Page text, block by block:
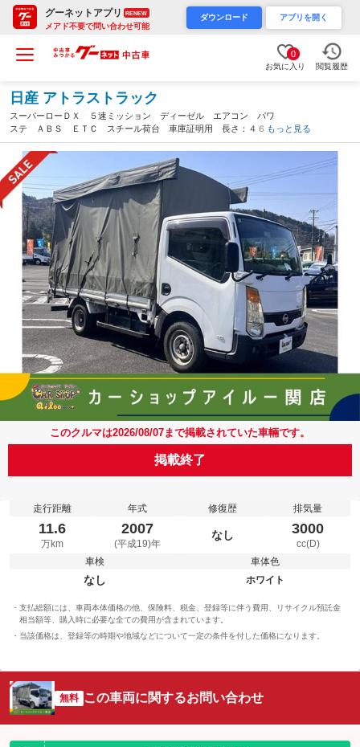
グーネットアプリ RENEW
メアド不要で問い合わせ可能
ダウンロード アプリを開く
0
お気に入り 閲覧履歴
日産 アトラストラック
スーパーローＤＸ ５速ミッション ディーゼル エアコン パワ
ステ ＡＢＳ ＥＴＣ スチール荷台 車庫証明用 長さ：４６
９ 幅：１６９ 高さ：２９３ 積載量：１．５ｔ 荷台寸法 長
さ：３１５ 幅：１６８ 高さ：１９８（岐阜県）
もっと見る
このクルマは2026/08/07まで掲載されていた車輛です。
掲載終了
走行距離
11.6
万km
年式
2007
(平成19)年
修復歴
なし
排気量
3000
cc(D)
車検
なし
車体色
ホワイト
支払総額には、車両本体価格の他、保険料、税金、登録等に伴う費用、リサイクル預託金
相当額等、購入時に必要な全ての費用が含まれています。
当該価格は、登録等の時期や地域などについて一定の条件を付した価格になります。
無料 この車両に関するお問い合わせ